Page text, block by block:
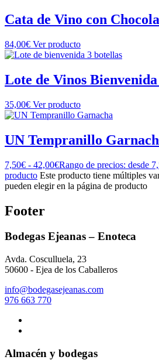
Cata de Vino con
84,00€ Ver producto
Lote de Vinos Bienvenida
35,00€ Ver producto
UN Tempranillo
7,50€ - 42,00€Rango de precios: desde
producto Este producto tiene múltiples
pueden elegir en la página de producto
Footer
Bodegas Ejeanas – Enoteca
Avda. Cosculluela, 23
50600 - Ejea de los Caballeros
info@bodegasejeanas.com
976 663 770
Almacén y bodegas